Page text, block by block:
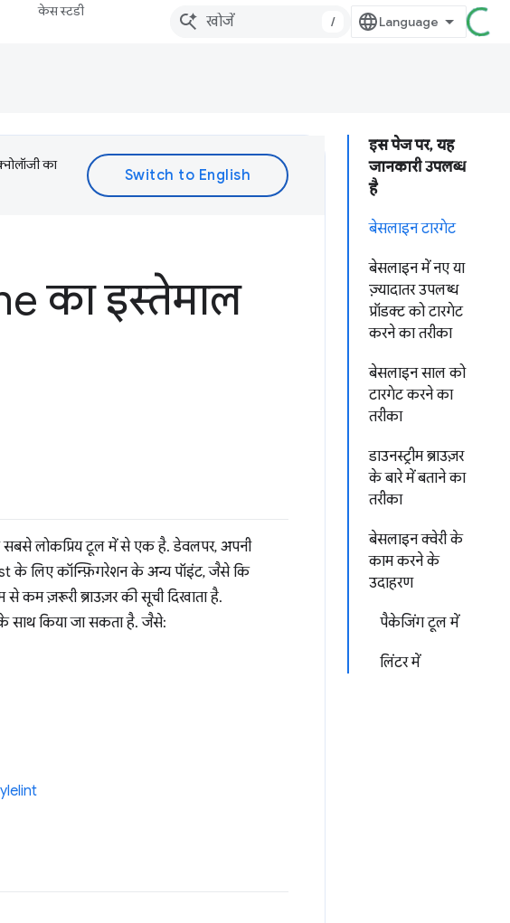
केस स्टडी
/
इस पेज पर, यह
जानकारी उपलब्ध
है
बेसलाइन टारगेट
बेसलाइन में नए या
ज़्यादातर उपलब्ध
प्रॉडक्ट को टारगेट
करने का तरीका
बेसलाइन साल को
टारगेट करने का
तरीका
डाउनस्ट्रीम ब्राउज़र
के बारे में बताने का
तरीका
बेसलाइन क्वेरी के
काम करने के
उदाहरण
पैकेजिंग टूल में
लिंटर में
का
का इस्तेमाल
लोकप्रिय टूल में से एक है. डेवलपर, अपनी
के लिए कॉन्फ़िगरेशन के अन्य पॉइंट, जैसे कि
कम ज़रूरी ब्राउज़र की सूची दिखाता है.
साथ किया जा सकता है. जैसे: